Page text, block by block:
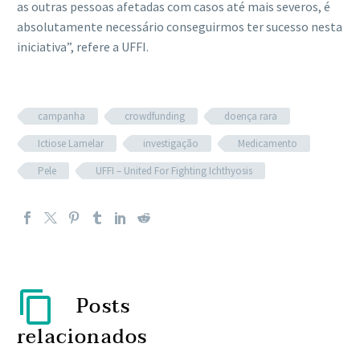
as outras pessoas afetadas com casos até mais severos, é
absolutamente necessário conseguirmos ter sucesso nesta
iniciativa”, refere a UFFI.
campanha crowdfunding
doença rara
Ictiose Lamelar
investigação
Medicamento
Pele
UFFI – United For Fighting Ichthyosis
Posts
relacionados